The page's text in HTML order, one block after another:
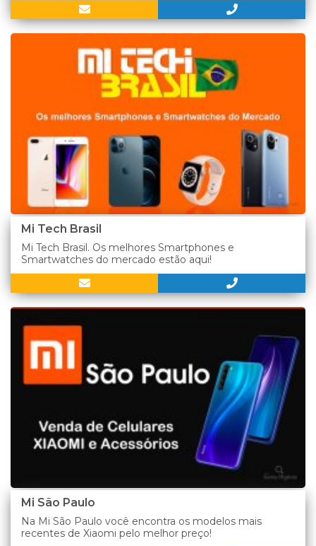
Mi Tech Brasil
Mi Tech Brasil. Os melhores Smartphones e
Smartwatches do mercado estão aqui!
Mi São Paulo
Na Mi São Paulo você encontra os modelos mais
recentes de Xiaomi pelo melhor preço!